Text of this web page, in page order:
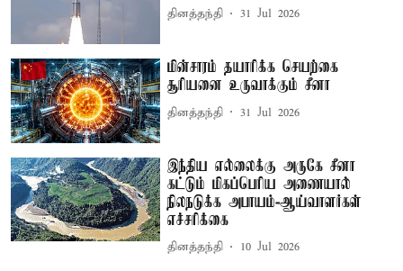
தினத்தந்தி 31 Jul 2026
மின்சாரம் தயாரிக்க செயற்கை
சூரியனை உருவாக்கும் சீனா
தினத்தந்தி 31 Jul 2026
இந்திய எல்லைக்கு அருகே சீனா
கட்டும் மிகப்பெரிய அணையால்
நிலநடுக்க அபாயம்-ஆய்வாளர்கள்
எச்சரிக்கை
தினத்தந்தி 10 Jul 2026